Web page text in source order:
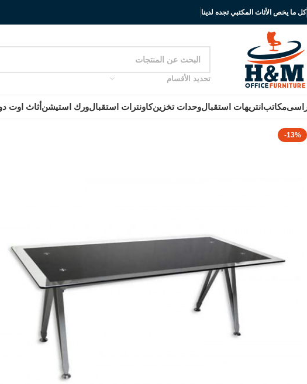
كل ما يخص الأثاث المكتبي تجده لدينا
تحديد الأقسام
مكاتب انتريهات استقبالوحدات تخزينكاونترات استقبالورك استيشنأثاث اوت
-13%